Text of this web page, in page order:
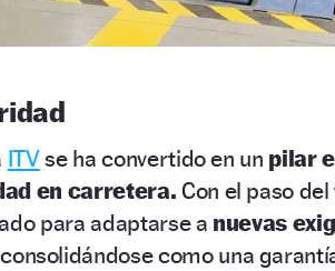
ITVse ha convertido en un pilar
en carretera. Con el paso
para adaptarse a nuevas
consolidándose como una